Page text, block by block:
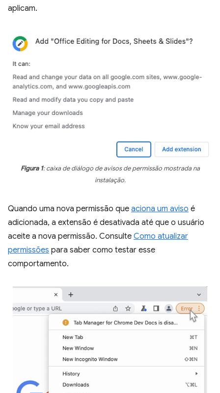
aplicam.
Figura 1: caixa de diálogo de avisos de permissão mostrada na
instalação.
Quando uma nova permissão que aciona um aviso é
adicionada, a extensão é desativada até que o usuário
aceite a nova permissão. Consulte Como atualizar
permissões para saber como testar esse
comportamento.